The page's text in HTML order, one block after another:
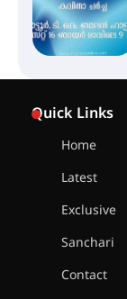
Quick Links
Home
Latest
Exclusive
Sanchari
Contact